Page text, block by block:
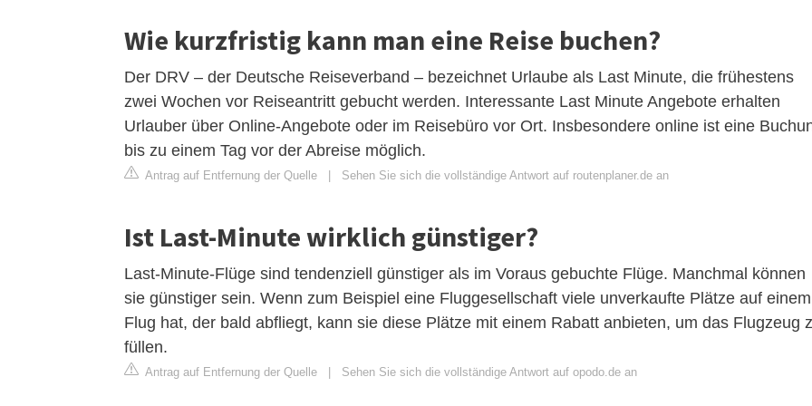
Wie kurzfristig kann man eine Reise buchen?
Der DRV – der Deutsche Reiseverband – bezeichnet Urlaube als Last Minute, die frühestens
zwei Wochen vor Reiseantritt gebucht werden. Interessante Last Minute Angebote erhalten
Urlauber über Online-Angebote oder im Reisebüro vor Ort. Insbesondere online ist eine
bis zu einem Tag vor der Abreise möglich.
Antrag auf Entfernung der Quelle | Sehen Sie sich die vollständige Antwort auf routenplaner.de an
Ist Last-Minute wirklich günstiger?
Last-Minute-Flüge sind tendenziell günstiger als im Voraus gebuchte Flüge. Manchmal können
sie günstiger sein. Wenn zum Beispiel eine Fluggesellschaft viele unverkaufte Plätze auf einem
Flug hat, der bald abfliegt, kann sie diese Plätze mit einem Rabatt anbieten, um das Flugzeug
füllen.
Antrag auf Entfernung der Quelle | Sehen Sie sich die vollständige Antwort auf opodo.de an